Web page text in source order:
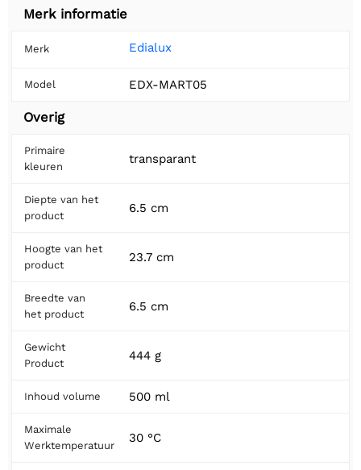
Merk informatie
Merk Edialux
Model EDX-MART05
Overig
Primaire
kleuren
transparant
Diepte van het
product
6.5 cm
Hoogte van het
product
23.7 cm
Breedte van
het product
6.5 cm
Gewicht
Product
444 g
Inhoud volume 500 ml
Maximale
Werktemperatuur
30 °C